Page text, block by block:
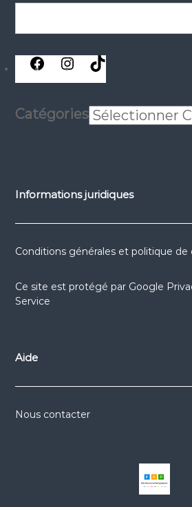
réseaux réseaux
sociaux
réseaux
Catégories
Informations juridiques
Conditions générales et politique
Ce site est protégé par Google
Service
Aide
Nous contacter